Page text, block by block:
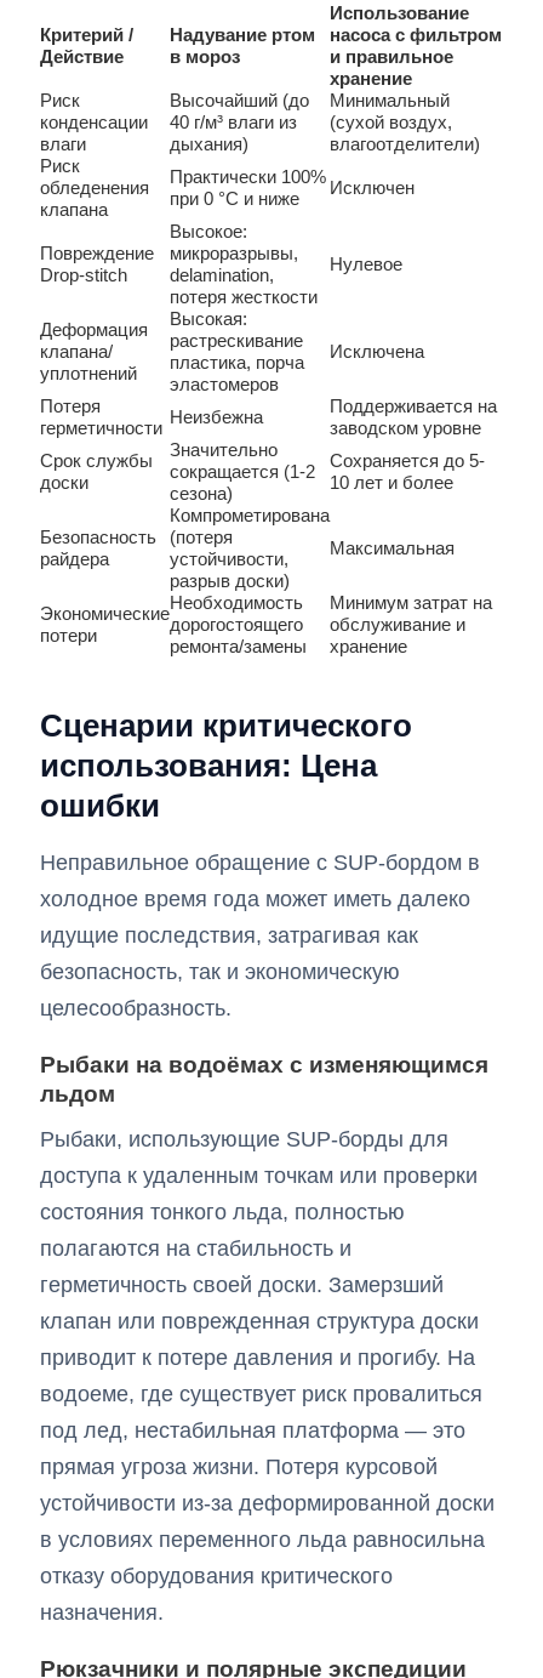
Критерий /
Действие
Надувание ртом
в мороз
Использование
насоса с фильтром
и правильное
хранение
Риск
конденсации
влаги
Высочайший (до
40 г/м³ влаги из
дыхания)
Минимальный
(сухой воздух,
влагоотделители)
Риск
обледенения
клапана
Практически 100%
при 0 °C и ниже
Исключен
Повреждение
Drop-stitch
Высокое:
микроразрывы,
delamination,
потеря жесткости
Нулевое
Деформация
клапана/
уплотнений
Высокая:
растрескивание
пластика, порча
эластомеров
Исключена
Потеря
герметичности
Неизбежна
Поддерживается на
заводском уровне
Срок службы
доски
Значительно
сокращается (1-2
сезона)
Сохраняется до 5-
10 лет и более
Безопасность
райдера
Компрометирована
(потеря
устойчивости,
разрыв доски)
Максимальная
Экономические
потери
Необходимость
дорогостоящего
ремонта/замены
Минимум затрат на
обслуживание и
хранение
Сценарии критического
использования: Цена
ошибки
Неправильное обращение с SUP-бордом в
холодное время года может иметь далеко
идущие последствия, затрагивая как
безопасность, так и экономическую
целесообразность.
Рыбаки на водоёмах с изменяющимся
льдом
Рыбаки, использующие SUP-борды для
доступа к удаленным точкам или проверки
состояния тонкого льда, полностью
полагаются на стабильность и
герметичность своей доски. Замерзший
клапан или поврежденная структура доски
приводит к потере давления и прогибу. На
водоеме, где существует риск провалиться
под лед, нестабильная платформа — это
прямая угроза жизни. Потеря курсовой
устойчивости из-за деформированной доски
в условиях переменного льда равносильна
отказу оборудования критического
назначения.
Рюкзачники и полярные экспедиции